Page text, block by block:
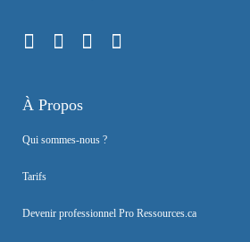
À Propos
Qui sommes-nous ?
Tarifs
Devenir professionnel Pro Ressources.ca